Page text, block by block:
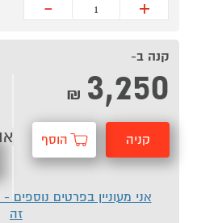
+
-
קנה ב-
3,250
₪
קניה הוסף
אני מעוניין בפרטים נוספים
זה